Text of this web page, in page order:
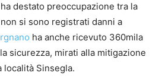
destato preoccupazione tra la
si sono registrati danni a
ha anche ricevuto 360mila
sicurezza, mirati alla mitigazione
Sinsegla.